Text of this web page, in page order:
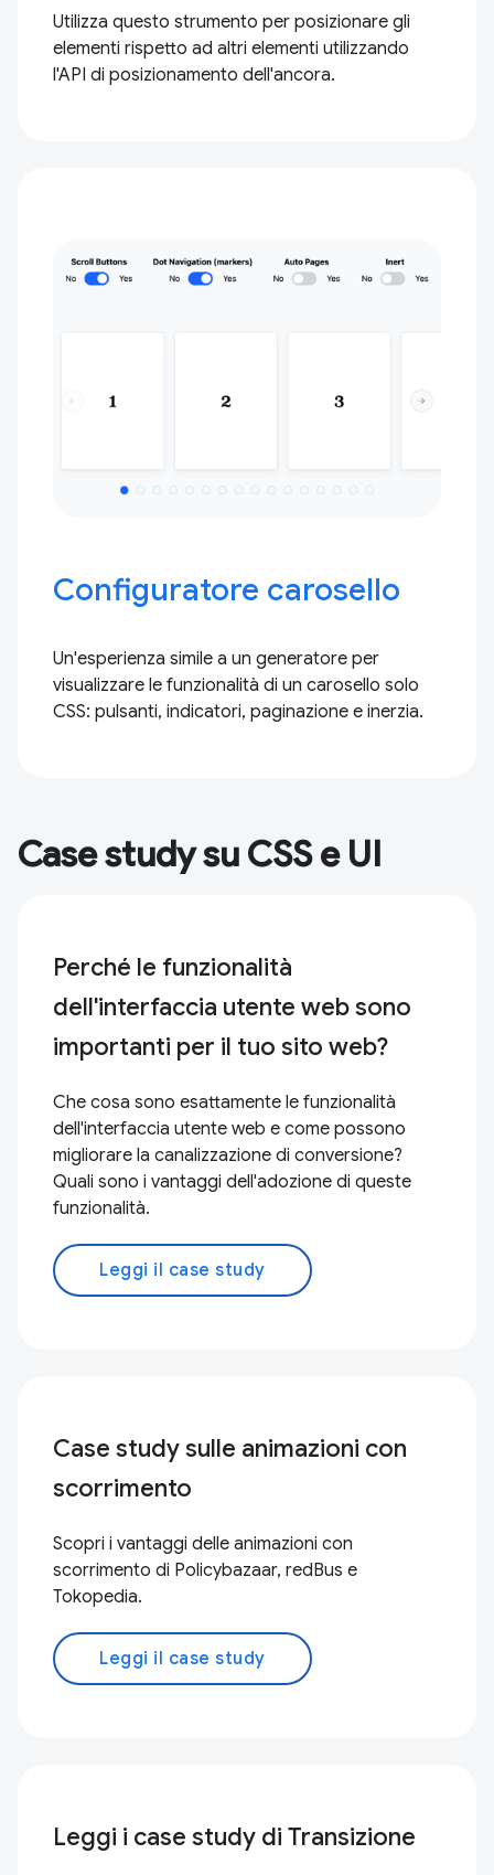
Utilizza questo strumento per posizionare gli
elementi rispetto ad altri elementi utilizzando
l'API di posizionamento dell'ancora.
Configuratore carosello
Un'esperienza simile a un generatore per
visualizzare le funzionalità di un carosello solo
CSS: pulsanti, indicatori, paginazione e inerzia.
Case study su CSS e UI
Perché le funzionalità
dell'interfaccia utente web sono
importanti per il tuo sito web?
Che cosa sono esattamente le funzionalità
dell'interfaccia utente web e come possono
migliorare la canalizzazione di conversione?
Quali sono i vantaggi dell'adozione di queste
funzionalità.
Leggi il case study
Case study sulle animazioni con
scorrimento
Scopri i vantaggi delle animazioni con
scorrimento di Policybazaar, redBus e
Tokopedia.
Leggi il case study
Leggi i case study di Transizione